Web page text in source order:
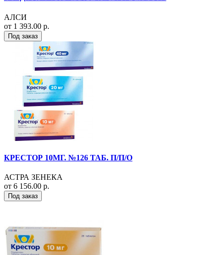
АЛСИ
от 1 393.00 р.
Под заказ
КРЕСТОР 10МГ. №126 ТАБ. П/П/О
АСТРА ЗЕНЕКА
от 6 156.00 р.
Под заказ